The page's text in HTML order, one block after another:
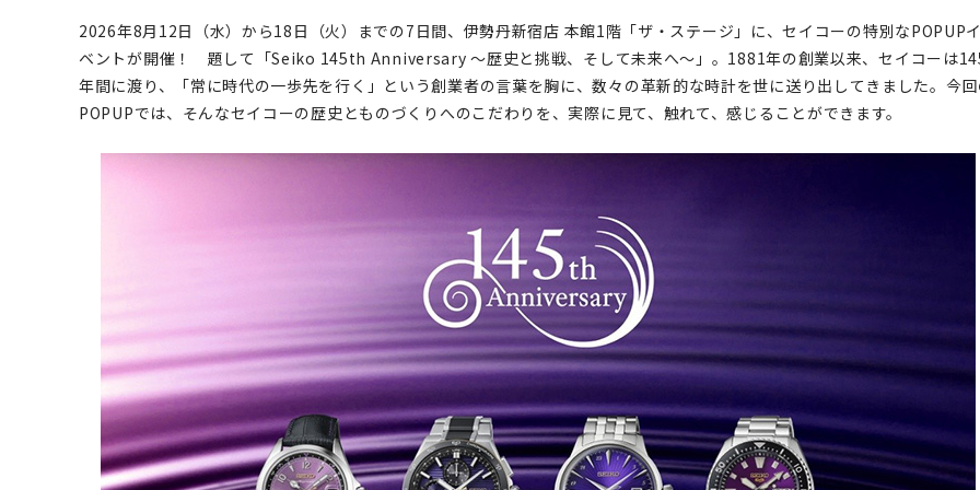
2026年8月12日（水）から18日（火）までの7日間、伊勢丹新宿店 本館1階「ザ・ステージ」に、セイコーの特別なPOPUPイ
ベントが開催！ 題して「Seiko 145th Anniversary ～歴史と挑戦、そして未来へ～」。1881年の創業以来、セイコーは
年間に渡り、「常に時代の一歩先を行く」という創業者の言葉を胸に、数々の革新的な時計を世に送り出してきました。今回
POPUPでは、そんなセイコーの歴史とものづくりへのこだわりを、実際に見て、触れて、感じることができます。